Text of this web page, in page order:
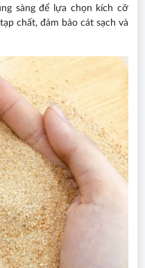
sàng để lựa chọn kích cỡ
chất, đảm bảo cát sạch và